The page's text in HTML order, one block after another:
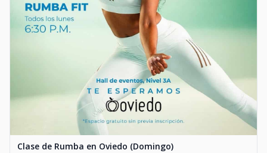
Clase de Rumba en Oviedo (Domingo)